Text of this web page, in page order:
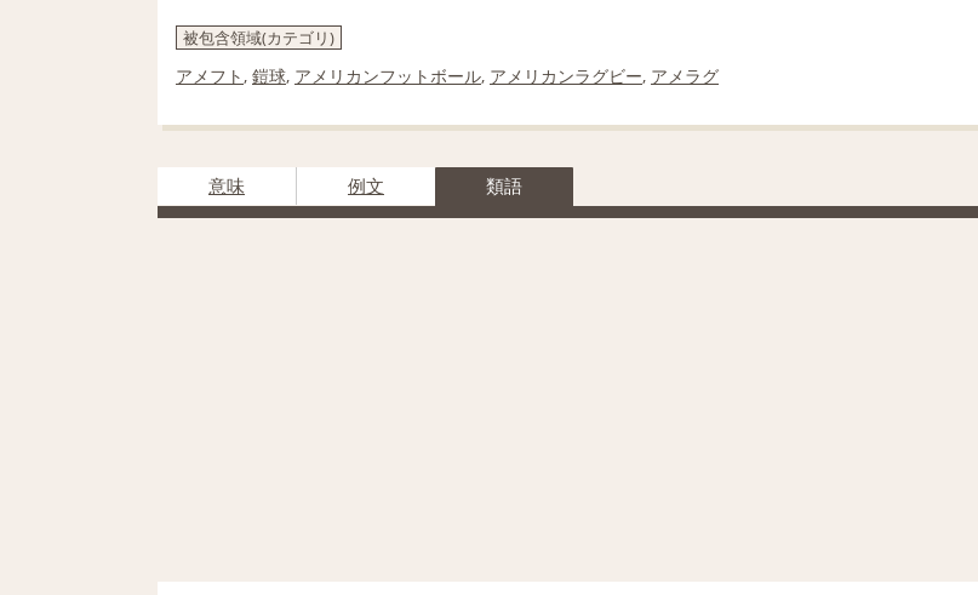
被包含領域(カテゴリ)
アメフト, 鎧球, アメリカンフットボール, アメリカンラグビー, アメラグ
意味 例文 類語